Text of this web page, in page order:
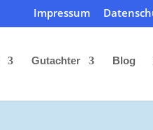
Impressum
Gutachter Blog